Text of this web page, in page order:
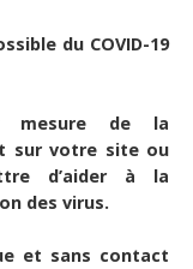
du COVID-19
mesure de la
sur votre site ou
d’aider à la
des virus.
et sans contact